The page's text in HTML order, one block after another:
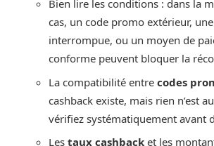
Bien lire les conditions : dans la
cas, un code promo extérieur,
interrompue, ou un moyen de
conforme peuvent bloquer la
La compatibilité entre codes
cashback existe, mais rien n’est
vérifiez systématiquement avant
Les taux cashback et les